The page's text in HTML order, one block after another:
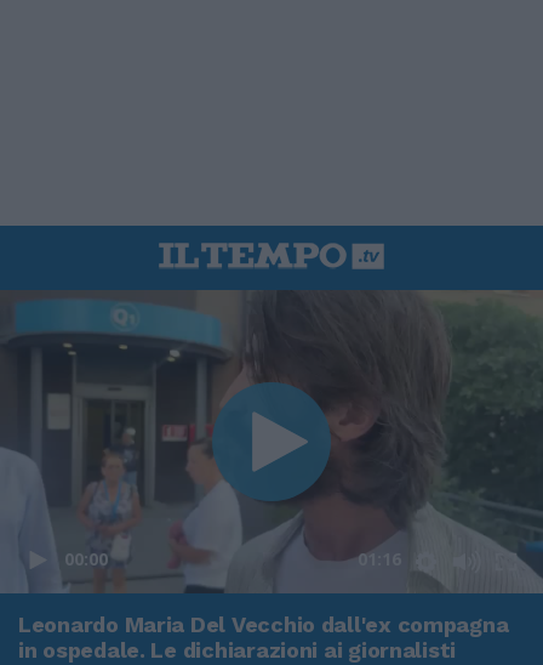
00:00 01:16
Leonardo Maria Del Vecchio dall'ex compagna
in ospedale. Le dichiarazioni ai giornalisti